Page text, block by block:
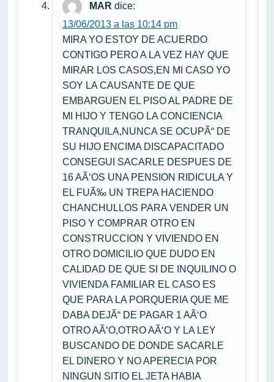
MAR dice:
13/06/2013 a las 10:14 pm
MIRA YO ESTOY DE ACUERDO
CONTIGO PERO A LA VEZ HAY QUE
MIRAR LOS CASOS,EN MI CASO YO
SOY LA CAUSANTE DE QUE
EMBARGUEN EL PISO AL PADRE DE
MI HIJO Y TENGO LA CONCIENCIA
TRANQUILA,NUNCA SE OCUPÃ“ DE
SU HIJO ENCIMA DISCAPACITADO
CONSEGUI SACARLE DESPUES DE
16 AÃ‘OS UNA PENSION RIDICULA Y
EL FUÃ‰ UN TREPA HACIENDO
CHANCHULLOS PARA VENDER UN
PISO Y COMPRAR OTRO EN
CONSTRUCCION Y VIVIENDO EN
OTRO DOMICILIO QUE DUDO EN
CALIDAD DE QUE SI DE INQUILINO O
VIVIENDA FAMILIAR EL CASO ES
QUE PARA LA PORQUERIA QUE ME
DABA DEJÃ“ DE PAGAR 1 AÃ‘O
OTRO AÃ‘O,OTRO AÃ‘O Y LA LEY
BUSCANDO DE DONDE SACARLE
EL DINERO Y NO APERECIA POR
NINGUN SITIO EL JETA HABIA